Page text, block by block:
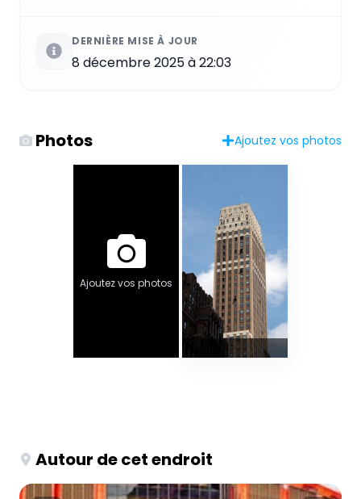
DERNIÈRE MISE À JOUR
8 décembre 2025 à 22:03
Photos Ajoutez vos photos
Ajoutez vos photos
Autour de cet endroit